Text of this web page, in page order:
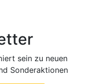
sein zu neuen
Sonderaktionen